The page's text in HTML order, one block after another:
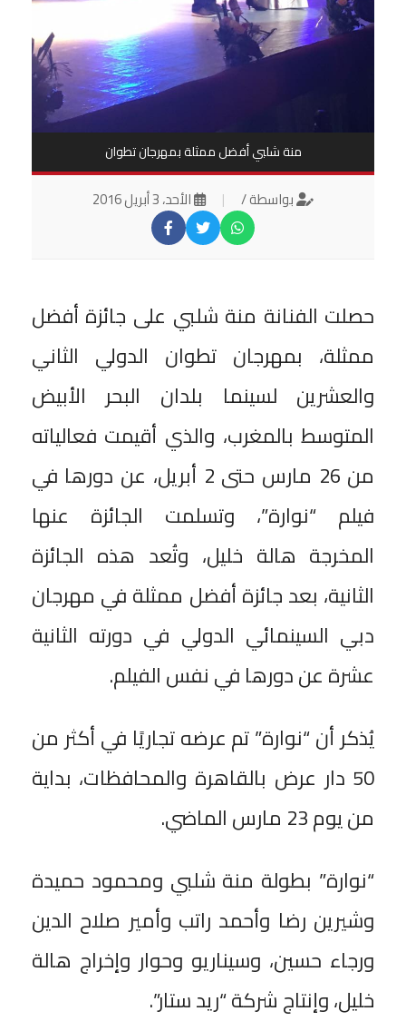
منة شلبي أفضل ممثلة بمهرجان تطوان
بواسطة / | الأحد، 3 أبريل 2016
حصلت الفنانة منة شلبي على جائزة أفضل
ممثلة، بمهرجان تطوان الدولي الثاني
والعشرين لسينما بلدان البحر الأبيض
المتوسط بالمغرب، والذي أقيمت فعالياته
من 26 مارس حتى 2 أبريل، عن دورها في
فيلم “نوارة”، وتسلمت الجائزة عنها
المخرجة هالة خليل، وتُعد هذه الجائزة
الثانية، بعد جائزة أفضل ممثلة في مهرجان
دبي السينمائي الدولي في دورته الثانية
عشرة عن دورها في نفس الفيلم.
يُذكر أن “نوارة” تم عرضه تجاريًا في أكثر من
50 دار عرض بالقاهرة والمحافظات، بداية
من يوم 23 مارس الماضي.
“نوارة” بطولة منة شلبي ومحمود حميدة
وشيرين رضا وأحمد راتب وأمير صلاح الدين
ورجاء حسين، وسيناريو وحوار وإخراج هالة
خليل، وإنتاج شركة “ريد ستار”.